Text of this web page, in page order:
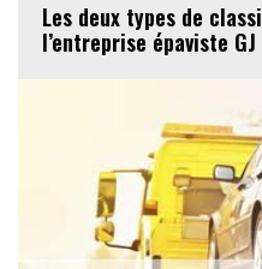
Les deux types de
l’entreprise épaviste